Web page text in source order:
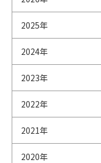
2025年
2024年
2023年
2022年
2021年
2020年